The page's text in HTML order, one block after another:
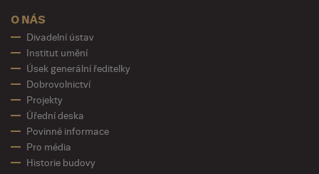
O NÁS
Divadelní ústav
Institut umění
Úsek generální ředitelky
Dobrovolnictví
Projekty
Úřední deska
Povinné informace
Pro média
Historie budovy